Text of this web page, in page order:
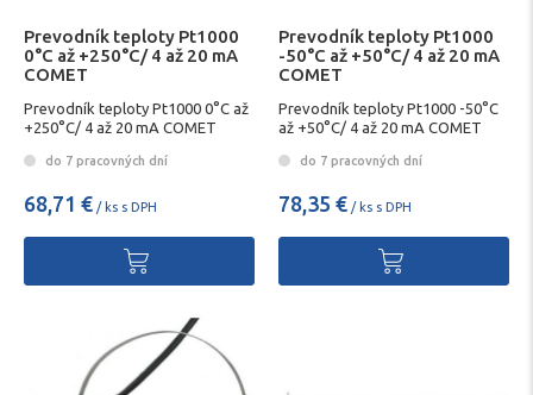
Prevodník teploty Pt1000
0°C až +250°C/ 4 až 20 mA
COMET
Prevodník teploty Pt1000 0°C až
+250°C/ 4 až 20 mA COMET
do 7 pracovných dní
68,71 € / ks s DPH
Prevodník teploty Pt1000
-50°C až +50°C/ 4 až 20 mA
COMET
Prevodník teploty Pt1000 -50°C
až +50°C/ 4 až 20 mA COMET
do 7 pracovných dní
78,35 € / ks s DPH